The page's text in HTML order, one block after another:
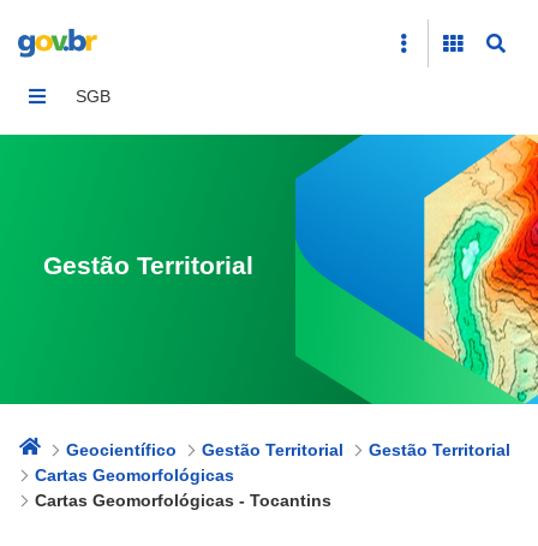
SGB
Gestão Territorial
Geocientífico Gestão Territorial
Gestão Territorial
Cartas Geomorfológicas
Cartas Geomorfológicas - Tocantins